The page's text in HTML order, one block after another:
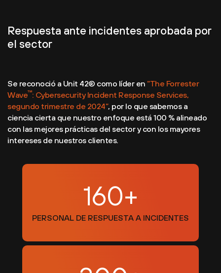
Respuesta ante incidentes aprobada por
el sector
Se reconoció a Unit 42® como líder en “The Forrester
Wave™: Cybersecurity Incident Response Services,
segundo trimestre de 2024”, por lo que sabemos a
ciencia cierta que nuestro enfoque está 100 % alineado
con las mejores prácticas del sector y con los mayores
intereses de nuestros clientes.
160+
PERSONAL DE RESPUESTA A INCIDENTES